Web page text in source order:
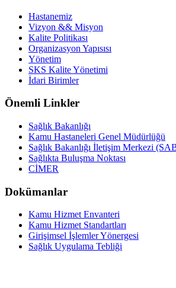
Hastanemiz
Vizyon && Misyon
Kalite Politikası
Organizasyon Yapısısı
Yönetim
SKS Kalite Yönetimi
İdari Birimler
Önemli Linkler
Sağlık Bakanlığı
Kamu Hastaneleri Genel Müdürlüğü
Sağlık Bakanlığı İletişim Merkezi
Sağlıkta Buluşma Noktası
CİMER
Dokümanlar
Kamu Hizmet Envanteri
Kamu Hizmet Standartları
Girişimsel İşlemler Yönergesi
Sağlık Uygulama Tebliği